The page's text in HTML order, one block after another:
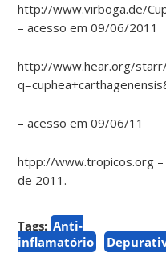
http://www.virboga.de/
– acesso em 09/06/2011
http://www.hear.org/
– acesso em 09/06/11
htpp://www.tropicos.org
de 2011.
Tags: Anti-
inflamatório